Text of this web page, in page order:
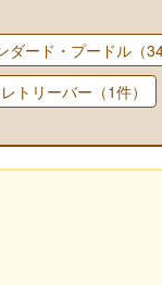
ダード・プードル（34
トリーバー（1件）